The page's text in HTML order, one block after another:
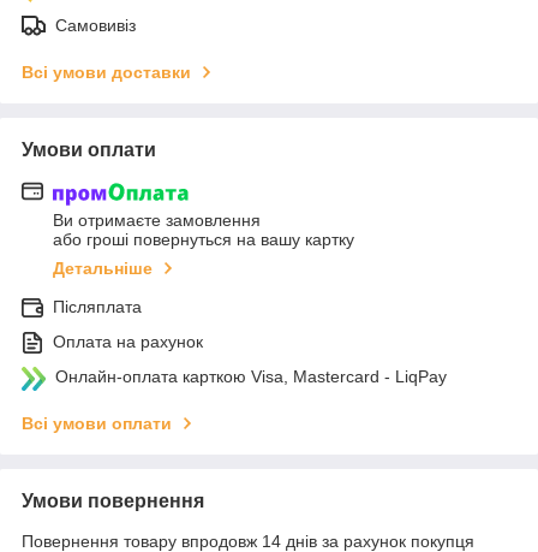
Самовивіз
Всі умови доставки
Умови оплати
Ви отримаєте замовлення
або гроші повернуться на вашу картку
Детальніше
Післяплата
Оплата на рахунок
Онлайн-оплата карткою Visa, Mastercard - LiqPay
Всі умови оплати
Умови повернення
Повернення товару впродовж 14 днів за рахунок покупця